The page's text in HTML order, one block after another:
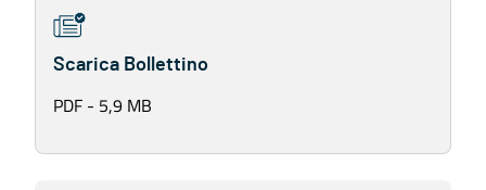
Scarica Bollettino
PDF - 5,9 MB